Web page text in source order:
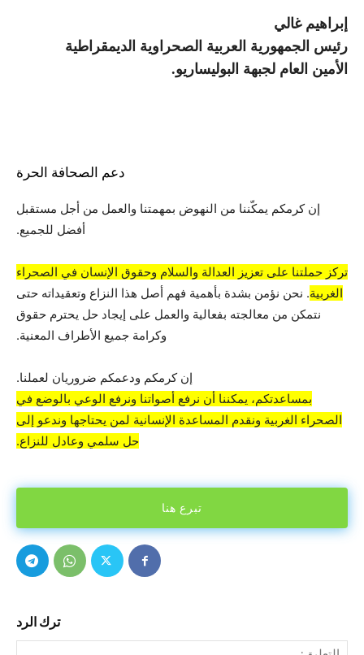
إبراهيم غالي
رئيس الجمهورية العربية الصحراوية الديمقراطية
الأمين العام لجبهة البوليساريو.
دعم الصحافة الحرة
إن كرمكم يمكّننا من النهوض بمهمتنا والعمل من أجل مستقبل
أفضل للجميع.
تركز حملتنا على تعزيز العدالة والسلام وحقوق الإنسان في الصحراء
الغربية. نحن نؤمن بشدة بأهمية فهم أصل هذا النزاع وتعقيداته حتى
نتمكن من معالجته بفعالية والعمل على إيجاد حل يحترم حقوق
وكرامة جميع الأطراف المعنية.
إن كرمكم ودعمكم ضروريان لعملنا.
بمساعدتكم، يمكننا أن نرفع أصواتنا ونرفع الوعي بالوضع في
الصحراء الغربية ونقدم المساعدة الإنسانية لمن يحتاجها وندعو إلى
حل سلمي وعادل للنزاع.
تبرع هنا
ترك الرد